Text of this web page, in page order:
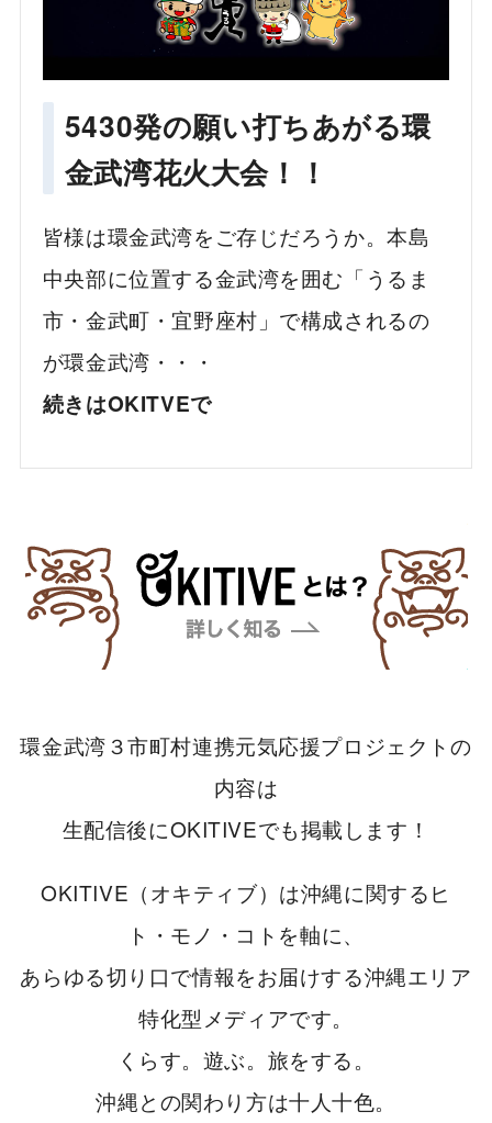
5430発の願い打ちあがる環
金武湾花火大会！！
皆様は環金武湾をご存じだろうか。本島
中央部に位置する金武湾を囲む「うるま
市・金武町・宜野座村」で構成されるの
が環金武湾・・・
続きはOKITVEで
環金武湾３市町村連携元気応援プロジェクトの
内容は
生配信後にOKITIVEでも掲載します！
OKITIVE（オキティブ）は沖縄に関するヒ
ト・モノ・コトを軸に、
あらゆる切り口で情報をお届けする沖縄エリア
特化型メディアです。
くらす。遊ぶ。旅をする。
沖縄との関わり方は十人十色。